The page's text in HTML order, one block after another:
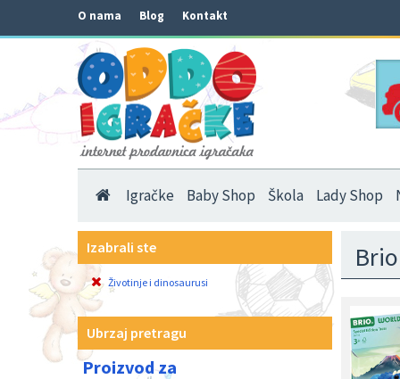
O nama Blog Kontakt
Igračke Baby Shop Škola Lady Shop
Izabrali ste
Životinje i dinosaurusi
Ubrzaj pretragu
Proizvod za
Brio